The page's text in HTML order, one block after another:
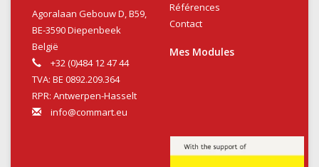
Agoralaan Gebouw D, B59,
BE-3590 Diepenbeek
België
+32 (0)484 12 47 44
TVA: BE 0892.209.364
RPR: Antwerpen-Hasselt
info@commart.eu
Références
Contact
Mes Modules